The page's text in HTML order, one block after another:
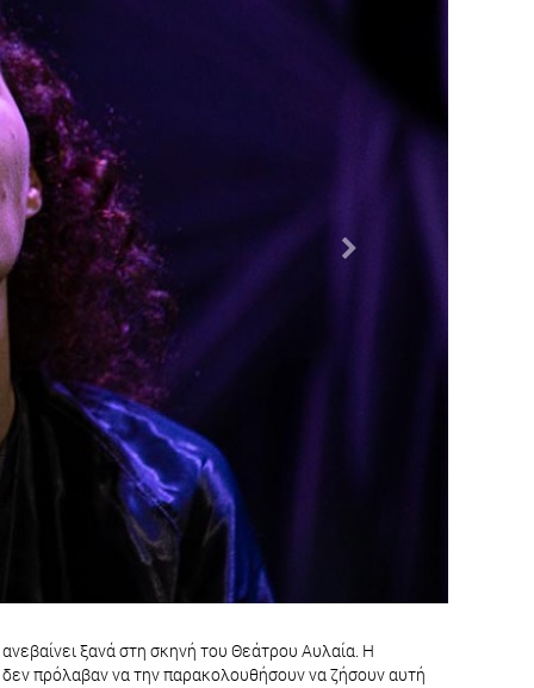
ξανά στη σκηνή του Θεάτρου Αυλαία. Η
πρόλαβαν να την παρακολουθήσουν να ζήσουν αυτή